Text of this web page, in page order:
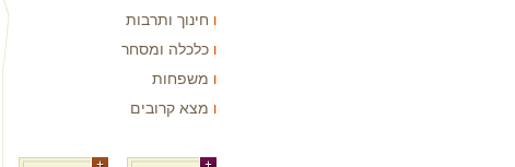
חינוך ותרבות
כלכלה ומסחר
משפחות
מצא קרובים